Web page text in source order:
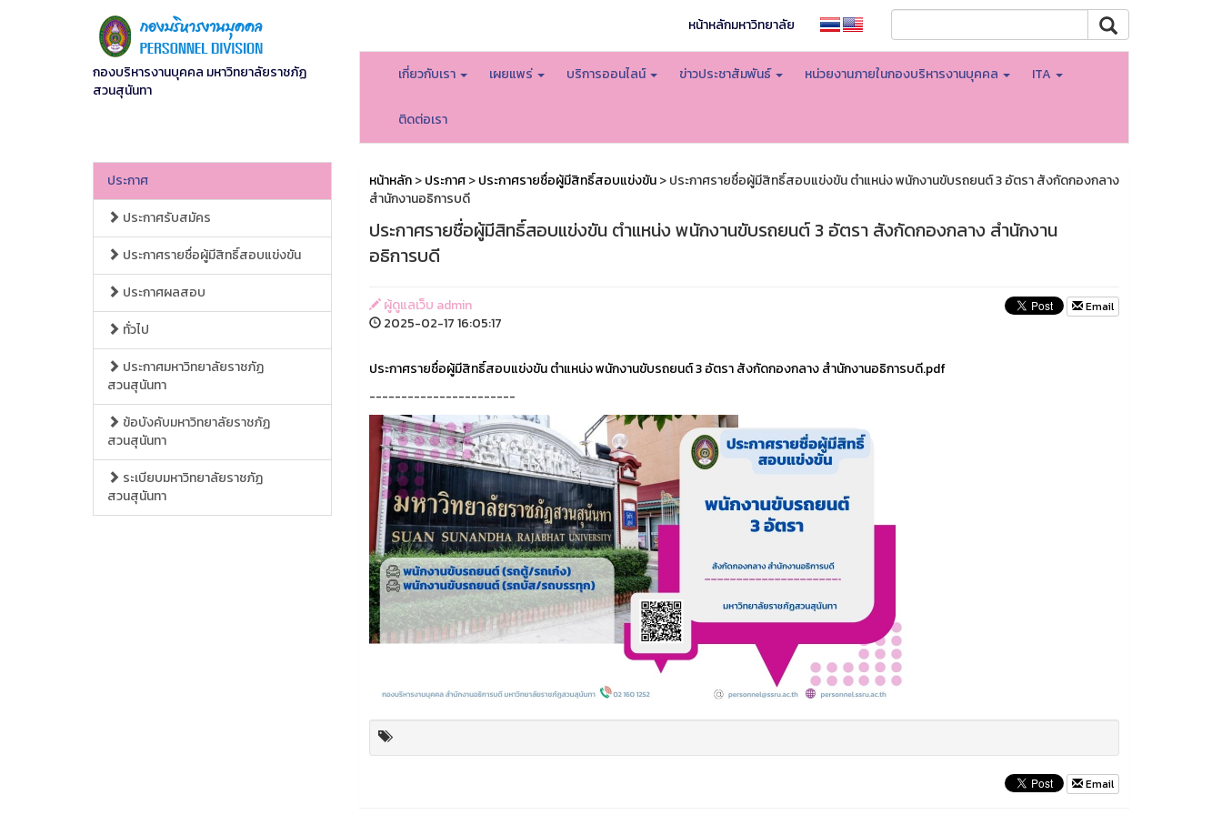
กองบริหารงานบุคคล มหาวิทยาลัยราชภัฏ
สวนสุนันทา
หน้าหลักมหาวิทยาลัย
เกี่ยวกับเรา เผยแพร่ บริการออนไลน์ ข่าวประชาสัมพันธ์ หน่วยงานภายในกองบริหารงานบุคคล ITA
ติดต่อเรา
ประกาศ
ประกาศรับสมัคร
ประกาศรายชื่อผู้มีสิทธิ์สอบแข่งขัน
ประกาศผลสอบ
ทั่วไป
ประกาศมหาวิทยาลัยราชภัฏ
สวนสุนันทา
ข้อบังคับมหาวิทยาลัยราชภัฏ
สวนสุนันทา
ระเบียบมหาวิทยาลัยราชภัฏ
สวนสุนันทา
หน้าหลัก>ประกาศ>ประกาศรายชื่อผู้มีสิทธิ์สอบแข่งขัน> ประกาศรายชื่อผู้มีสิทธิ์สอบแข่งขัน ตำแหน่ง พนักงานขับรถยนต์ 3 อัตรา สังกัดกองกลาง
สำนักงานอธิการบดี
ประกาศรายชื่อผู้มีสิทธิ์สอบแข่งขัน ตำแหน่ง พนักงานขับรถยนต์ 3 อัตรา สังกัดกองกลาง สำนักงาน
อธิการบดี
ผู้ดูแลเว็บ admin
2025-02-17 16:05:17
Email
ประกาศรายชื่อผู้มีสิทธิ์สอบแข่งขัน ตำแหน่ง พนักงานขับรถยนต์ 3 อัตรา สังกัดกองกลาง สำนักงานอธิการบดี.pdf
-----------------------
Email